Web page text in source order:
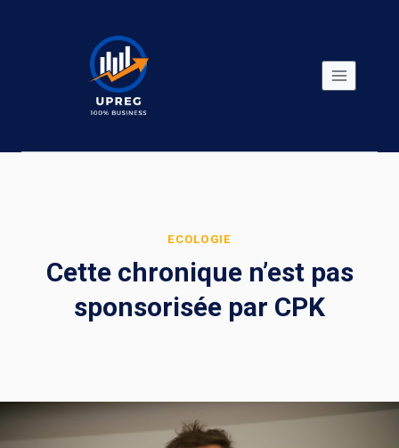
ECOLOGIE
Cette chronique n’est pas
sponsorisée par CPK